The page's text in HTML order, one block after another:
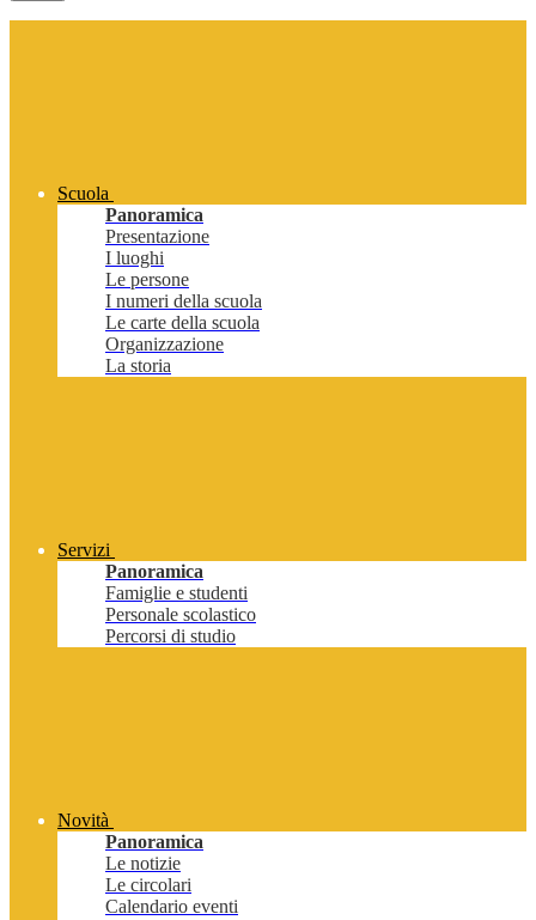
Scuola
Panoramica
Presentazione
I luoghi
Le persone
I numeri della scuola
Le carte della scuola
Organizzazione
La storia
Servizi
Panoramica
Famiglie e studenti
Personale scolastico
Percorsi di studio
Novità
Panoramica
Le notizie
Le circolari
Calendario eventi